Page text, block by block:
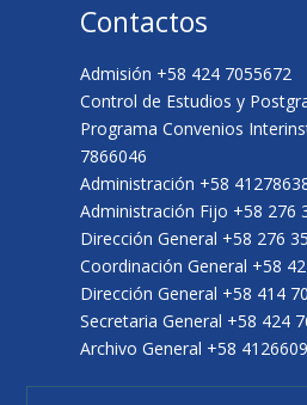
Contactos
Admisión +58 424 7055672
Control de Estudios y
Programa Convenios
7866046
Administración +58
Administración Fijo +58 276
Dirección General +58 276
Coordinación General +58
Dirección General +58 414
Secretaria General +58 424
Archivo General +58